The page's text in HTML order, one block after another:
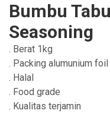
Bumbu
Seasoning
. Berat 1kg
. Packing alumunium foil
. Halal
. Food grade
. Kualitas terjamin